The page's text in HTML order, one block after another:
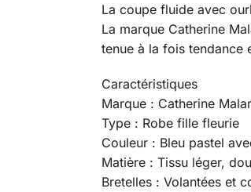
La coupe fluide avec
La marque Catherine
tenue à la fois
Caractéristiques
Marque : Catherine
Type : Robe fille fleurie
Couleur : Bleu pastel
Matière : Tissu léger,
Bretelles : Volantées et